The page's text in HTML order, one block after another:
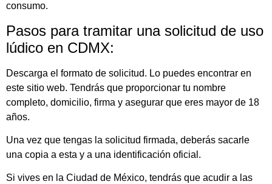
consumo.
Pasos para tramitar una solicitud de uso
lúdico en CDMX:
Descarga el formato de solicitud. Lo puedes encontrar en
este sitio web. Tendrás que proporcionar tu nombre
completo, domicilio, firma y asegurar que eres mayor de 18
años.
Una vez que tengas la solicitud firmada, deberás sacarle
una copia a esta y a una identificación oficial.
Si vives en la Ciudad de México, tendrás que acudir a las